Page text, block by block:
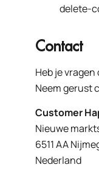
delete-
Contact
Heb je
Neem gerust
Customer
Nieuwe
6511 AA
Nederland